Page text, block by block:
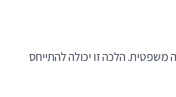
הלכה זו יכולה להתייחס